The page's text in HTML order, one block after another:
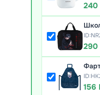
240
290
156